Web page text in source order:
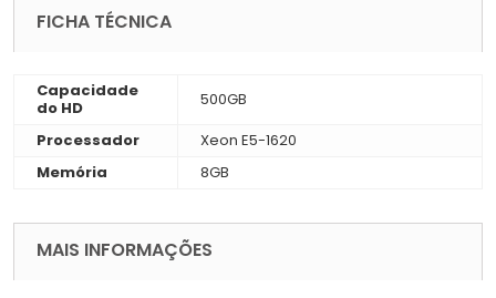
FICHA TÉCNICA
Capacidade
do HD
500GB
Processador
Xeon E5-1620
Memória
8GB
MAIS INFORMAÇÕES